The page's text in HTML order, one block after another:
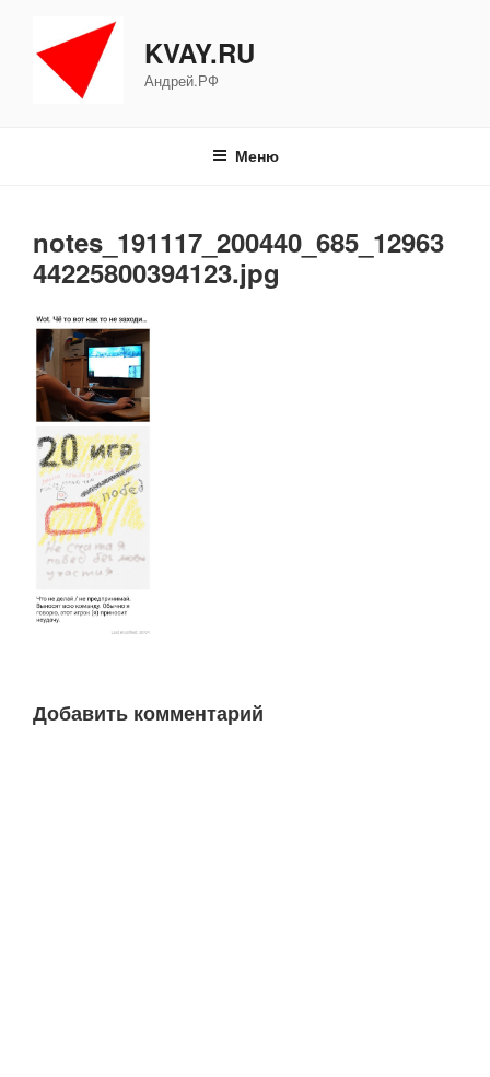
содержимому
KVAY.RU
Андрей.РФ
Меню
notes_191117_200440_685_12963
44225800394123.jpg
Добавить комментарий